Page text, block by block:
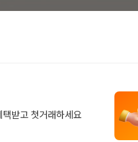
받고 첫거래하세요